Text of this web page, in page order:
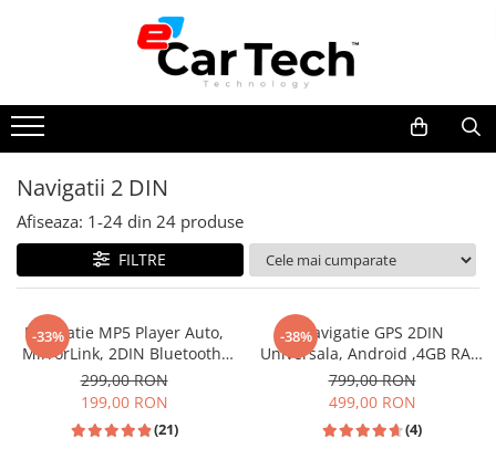
Summer sale
Navigatie dedicata
Navigatii Volkswagen
Navigatii Skoda
Navigatii Seat
Navigatii Ford
Navigatii Opel
Navigatii Hyundai
Navigatii Toyota
Navigatii 2 DIN
Afiseaza: 1-24 din 24 produse
FILTRE
-33%
Navigatie MP5 Player Auto,
MirrorLink, 2DIN Bluetooth,
AUX, USB, Card SD,Universal
299,00 RON
199,00 RON
(21)
-38%Navigatie GPS 2DIN
Universala, Android ,4GB RAM
64GB ROM, CarPlay si Android
Auto WI-FI, Ecran 7 inch
799,00 RON
499,00 RON
(4)